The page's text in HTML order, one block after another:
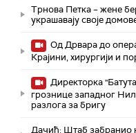
Трнова Петка – жене
украшавају своје
Од Дрвара до
Крајини, хирургији и
Директорка
грознице западног
разлога за бригу
Дачић: Штаб забранио